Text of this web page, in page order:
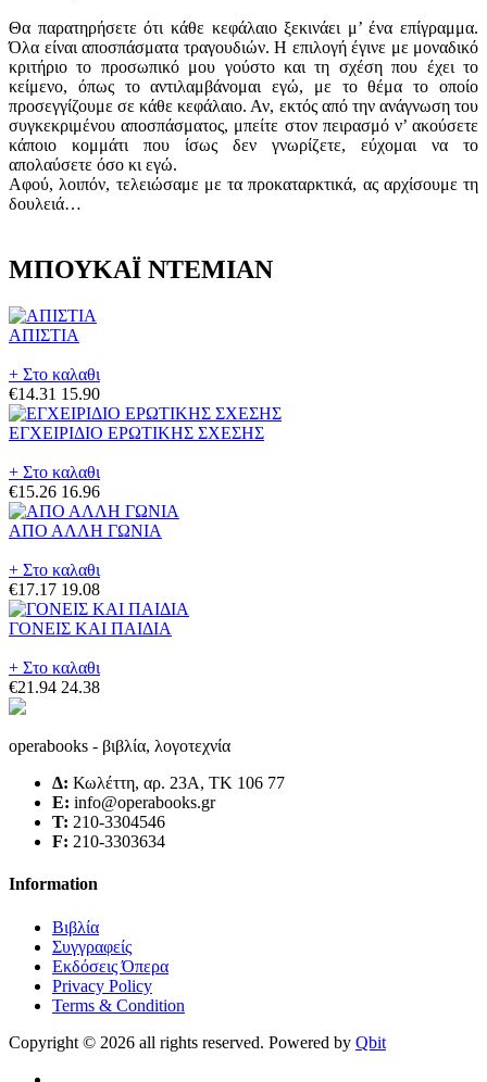
Θα παρατηρήσετε ότι κάθε κεφάλαιο ξεκινάει μ’ ένα επίγραμμα.
Όλα είναι αποσπάσματα τραγουδιών. Η επιλογή έγινε με μοναδικό
κριτήριο το προσωπικό μου γούστο και τη σχέση που έχει το
κείμενο, όπως το αντιλαμβάνομαι εγώ, με το θέμα το οποίο
προσεγγίζουμε σε κάθε κεφάλαιο. Αν, εκτός από την ανάγνωση του
συγκεκριμένου αποσπάσματος, μπείτε στον πειρασμό ν’ ακούσετε
κάποιο κομμάτι που ίσως δεν γνωρίζετε, εύχομαι να το
απολαύσετε όσο κι εγώ.
Αφού, λοιπόν, τελειώσαμε με τα προκαταρκτικά, ας αρχίσουμε τη
δουλειά…
ΜΠΟΥΚΑΪ ΝΤΕΜΙΑΝ
ΑΠΙΣΤΙΑ
+ Στο καλαθι
€14.31 15.90
ΕΓΧΕΙΡΙΔΙΟ ΕΡΩΤΙΚΗΣ ΣΧΕΣΗΣ
+ Στο καλαθι
€15.26 16.96
ΑΠΟ ΑΛΛΗ ΓΩΝΙΑ
+ Στο καλαθι
€17.17 19.08
ΓΟΝΕΙΣ ΚΑΙ ΠΑΙΔΙΑ
+ Στο καλαθι
€21.94 24.38
operabooks - βιβλία, λογοτεχνία
Δ: Κωλέττη, αρ. 23Α, ΤΚ 106 77
E: info@operabooks.gr
Τ: 210-3304546
F: 210-3303634
Information
Βιβλία
Συγγραφείς
Εκδόσεις Όπερα
Privacy Policy
Terms & Condition
Copyright © 2026 all rights reserved. Powered by Qbit